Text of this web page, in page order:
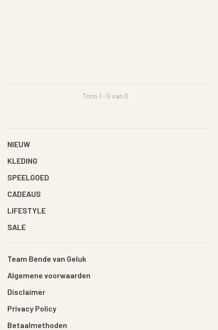
Toon 1 - 0 van 0
NIEUW
KLEDING
SPEELGOED
CADEAUS
LIFESTYLE
SALE
Team Bende van Geluk
Algemene voorwaarden
Disclaimer
Privacy Policy
Betaalmethoden